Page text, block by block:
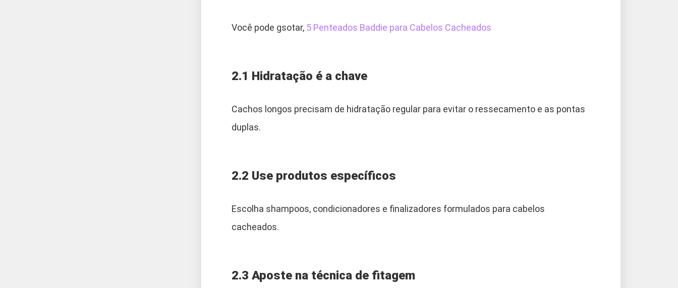
Você pode gsotar, 5 Penteados Baddie para Cabelos Cacheados
2.1 Hidratação é a chave
Cachos longos precisam de hidratação regular para evitar o ressecamento e as pontas
duplas.
2.2 Use produtos específicos
Escolha shampoos, condicionadores e finalizadores formulados para cabelos
cacheados.
2.3 Aposte na técnica de fitagem